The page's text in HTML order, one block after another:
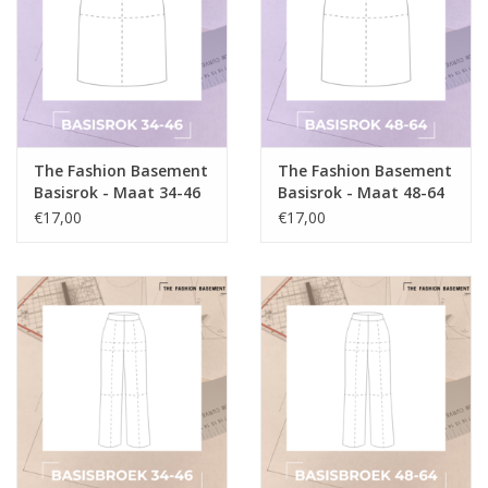
The Fashion Basement
Basisrok - Maat 34-46
€17,00
The Fashion Basement
Basisrok - Maat 48-64
€17,00